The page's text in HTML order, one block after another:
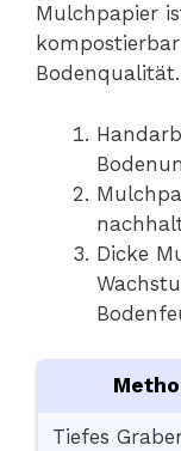
Mulchpapier
Bodenqualität.
Dicke
Tiefes